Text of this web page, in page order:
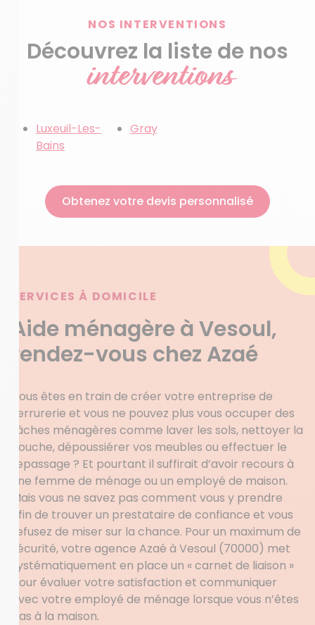
NOS INTERVENTIONS
Découvrez la liste de nos
interventions
Luxeuil-Les-
Bains
Gray
Obtenez votre devis personnalisé
SERVICES À DOMICILE
Aide ménagère à Vesoul,
rendez-vous chez Azaé
Vous êtes en train de créer votre entreprise de
serrurerie et vous ne pouvez plus vous occuper des
tâches ménagères comme laver les sols, nettoyer la
douche, dépoussiérer vos meubles ou effectuer le
repassage ? Et pourtant il suffirait d’avoir recours à
une femme de ménage ou un employé de maison.
Mais vous ne savez pas comment vous y prendre
afin de trouver un prestataire de confiance et vous
refusez de miser sur la chance. Pour un maximum de
sécurité, votre agence Azaé à Vesoul (70000) met
systématiquement en place un « carnet de liaison »
pour évaluer votre satisfaction et communiquer
avec votre employé de ménage lorsque vous n’êtes
pas à la maison.